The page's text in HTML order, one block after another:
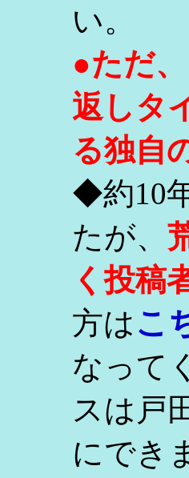
い。
●ただ
返しタ
る独自
◆約10
たが、
く投稿
方はこ
なって
スは戸
にでき